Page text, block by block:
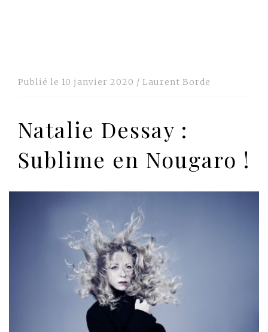
Publié le 10 janvier 2020 / Laurent Borde
Natalie Dessay :
Sublime en Nougaro !